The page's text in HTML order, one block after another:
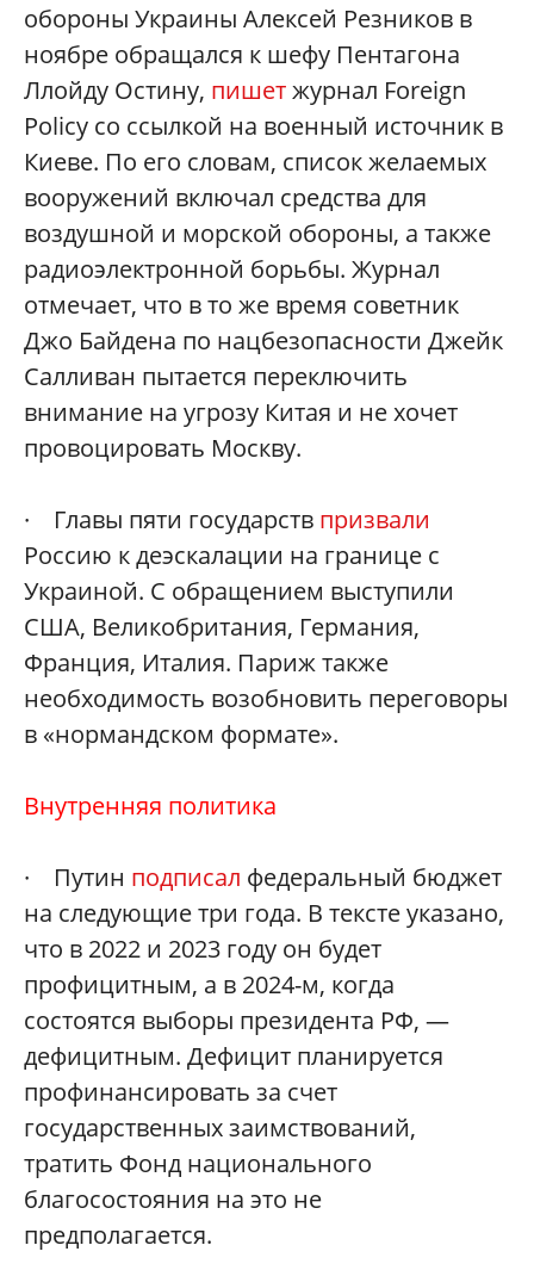
обороны Украины Алексей Резников в
ноябре обращался к шефу Пентагона
Ллойду Остину, пишетжурнал Foreign
Policy со ссылкой на военный источник в
Киеве. По его словам, список желаемых
вооружений включал средства для
воздушной и морской обороны, а также
радиоэлектронной борьбы. Журнал
отмечает, что в то же время советник
Джо Байдена по нацбезопасности Джейк
Салливан пытается переключить
внимание на угрозу Китая и не хочет
провоцировать Москву.
· Главы пяти государств призвали
Россию к деэскалации на границе с
Украиной. С обращением выступили
США, Великобритания, Германия,
Франция, Италия. Париж также
необходимость возобновить переговоры
в «нормандском формате».
Внутренняя политика
· Путин подписал федеральный бюджет
на следующие три года. В тексте указано,
что в 2022 и 2023 году он будет
профицитным, а в 2024-м, когда
состоятся выборы президента РФ, —
дефицитным. Дефицит планируется
профинансировать за счет
государственных заимствований,
тратить Фонд национального
благосостояния на это не
предполагается.